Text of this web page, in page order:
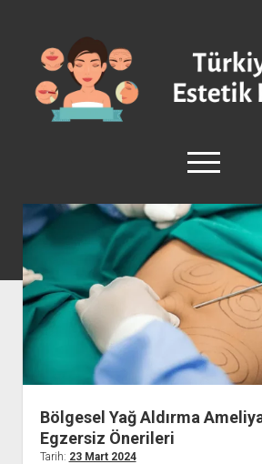
Türkiye'nin
Estetik
Rehberi
menüyü
aç
facebook
Anasayfa
Burun Estetiği
Göğüs Estetiği
Vücut Estetiği
Yüz Estetiği
Kullanıcı Yorumları
Bölgesel Yağ Aldırma
Egzersiz Önerileri
Tarih: 23 Mart 2024